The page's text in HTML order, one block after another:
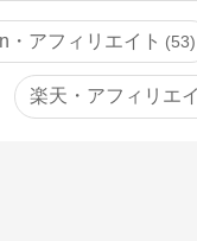
・アフィリエイト 53
楽天・アフィリエ